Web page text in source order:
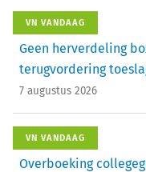
VN VANDAAG
Geen herverdeling
terugvordering
7 augustus 2026
VN VANDAAG
Overboeking